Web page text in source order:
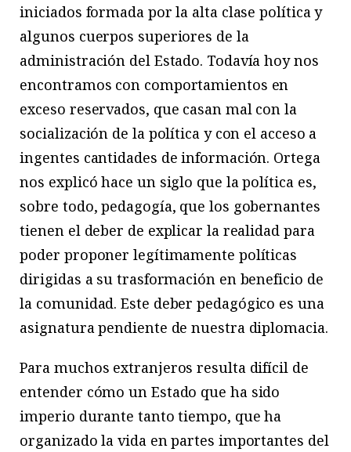
iniciados formada por la alta clase política y
algunos cuerpos superiores de la
administración del Estado. Todavía hoy nos
encontramos con comportamientos en
exceso reservados, que casan mal con la
socialización de la política y con el acceso a
ingentes cantidades de información. Ortega
nos explicó hace un siglo que la política es,
sobre todo, pedagogía, que los gobernantes
tienen el deber de explicar la realidad para
poder proponer legítimamente políticas
dirigidas a su trasformación en beneficio de
la comunidad. Este deber pedagógico es una
asignatura pendiente de nuestra diplomacia.
Para muchos extranjeros resulta difícil de
entender cómo un Estado que ha sido
imperio durante tanto tiempo, que ha
organizado la vida en partes importantes del